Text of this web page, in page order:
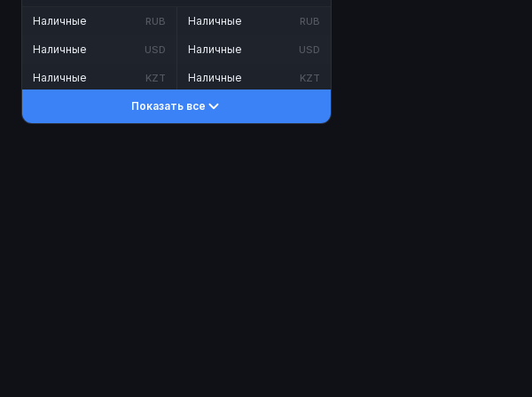
Наличные RUB
Наличные USD
Наличные KZT
Наличные RUB
Наличные USD
Наличные KZT
Показать все